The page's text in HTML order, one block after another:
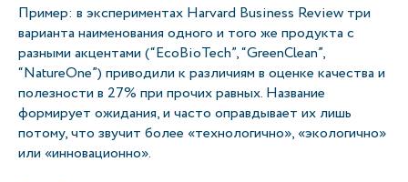
Пример: в экспериментах Harvard Business Review три
варианта наименования одного и того же продукта с
разными акцентами (“EcoBioTech”, “GreenClean”,
“NatureOne”) приводили к различиям в оценке качества и
полезности в 27% при прочих равных. Название
формирует ожидания, и часто оправдывает их лишь
потому, что звучит более «технологично», «экологично»
или «инновационно».